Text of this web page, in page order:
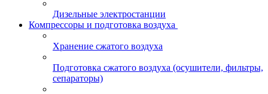
Дизельные электростанции
Компрессоры и подготовка воздуха
Хранение сжатого воздуха
Подготовка сжатого воздуха (осушители, фильтры,
сепараторы)